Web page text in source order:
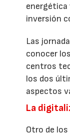
inversión
Las
conocer
centros
los dos
aspectos
La
Otro de